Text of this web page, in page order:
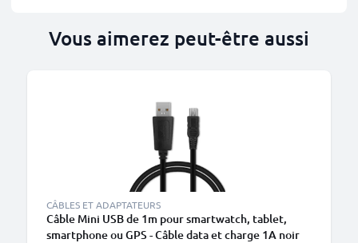
Vous aimerez peut-être aussi
CÂBLES ET ADAPTATEURS
Câble Mini USB de 1m pour smartwatch, tablet,
smartphone ou GPS - Câble data et charge 1A noir